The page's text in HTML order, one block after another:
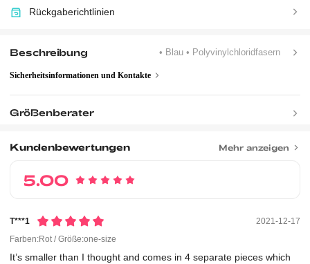
Rückgaberichtlinien
Beschreibung • Blau• Polyvinylchloridfasern
Sicherheitsinformationen und Kontakte
Größenberater
Kundenbewertungen Mehr anzeigen
5.00
T***1
2021-12-17
Farben:Rot / Größe:one-size
It’ssmallerthan Ithoughtandcomes in4separate pieceswhich